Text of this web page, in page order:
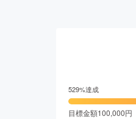
529%達成
目標金額100,000円